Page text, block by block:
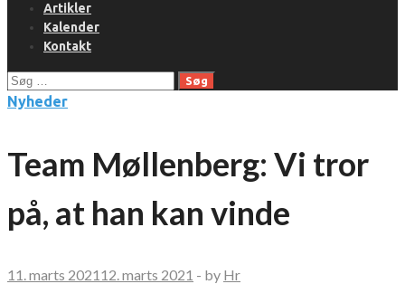
Artikler
Kalender
Kontakt
Søg
efter:
Nyheder
Team Møllenberg: Vi tror
på, at han kan vinde
11. marts 2021 12. marts 2021 - by Hr